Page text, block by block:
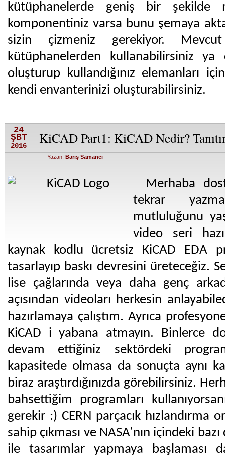
kütüphanelerde geniş bir
komponentiniz varsa bunu şemaya
sizin çizmeniz gerekiyor.
kütüphanelerden kullanabilirsiniz
oluşturup kullandığınız elemanları
kendi envanterinizi oluşturabilirsiniz.
24
ŞBT
2016 KiCAD Part1: KiCAD Nedir?
Yazan:Barış Samancı
Merhaba
tekrar
mutluluğunu
video seri
kaynak kodlu ücretsiz KiCAD EDA
tasarlayıp baskı devresini üreteceğiz.
lise çağlarında veya daha genç
açısından videoları herkesin
hazırlamaya çalıştım. Ayrıca
KiCAD i yabana atmayın. Binlerce
devam ettiğiniz sektördeki
kapasitede olmasa da sonuçta aynı
biraz araştırdığınızda görebilirsiniz.
bahsettiğim programları
gerekir :) CERN parçacık hızlandırma
sahip çıkması ve NASA'nın içindeki
ile tasarımlar yapmaya başlaması